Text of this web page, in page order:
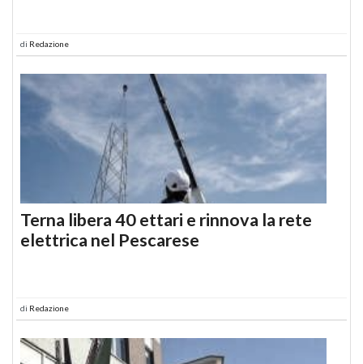
di Redazione
Terna libera 40 ettari e rinnova la rete
elettrica nel Pescarese
di Redazione